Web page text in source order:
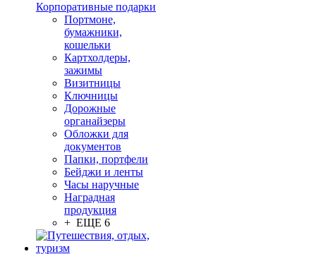
Корпоративные подарки
Портмоне,
бумажники,
кошельки
Картхолдеры,
зажимы
Визитницы
Ключницы
Дорожные
органайзеры
Обложки для
документов
Папки, портфели
Бейджи и ленты
Часы наручные
Наградная
продукция
+ ЕЩЕ 6